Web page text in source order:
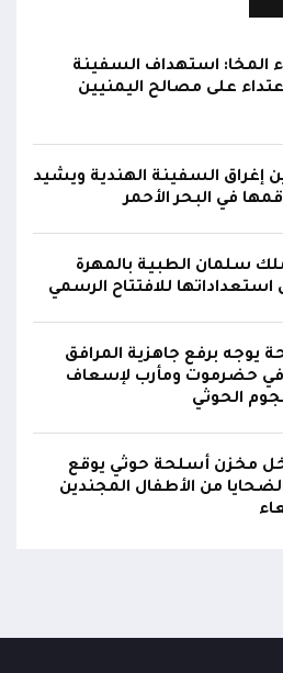
القتالية العالية لكافة منتسبي
والثالثة وحسن التعامل مع الموقف
في مواقعهم
طارق صالح يعزي في اتصالين
الأولى والثالثة طوارئ في
الأبطال بالهجوم الحوثي الغادر
بحضرموت تدين هجوم مليشيا
المسلحة وتؤكد استمرار
تمسكه بمواصلة النضال
صنعاء وإنهاء الانقلاب
المخا: استهداف السفينة
على مصالح اليمنيين
إغراق السفينة الهندية ويشيد
في البحر الأحمر
سلمان الطبية بالمهرة
للافتتاح الرسمي
يوجه برفع جاهزية المرافق
حضرموت ومأرب لإسعاف
الحوثي
مخزن أسلحة حوثي يوقع
من الأطفال المجندين